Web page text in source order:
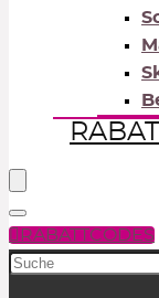
RABATTCODES
Search